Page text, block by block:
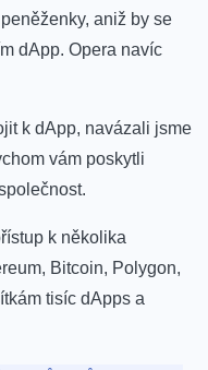
aniž by se
dApp. Opera navíc
k dApp, navázali jsme
vám poskytli
k několika
Bitcoin, Polygon,
tisíc dApps a